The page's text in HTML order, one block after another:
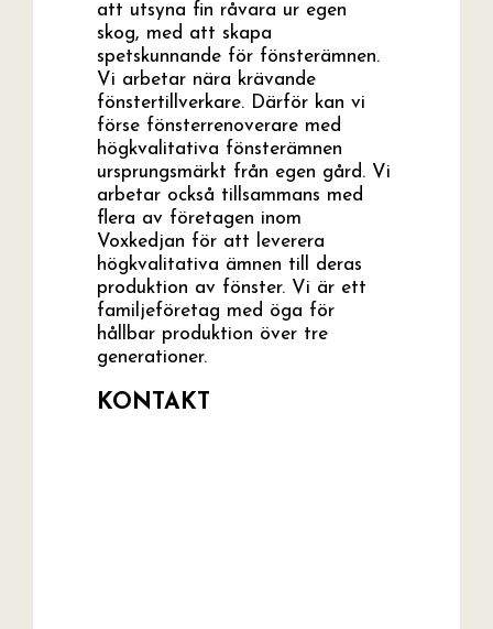
att utsyna fin råvara ur egen
skog, med att skapa
spetskunnande för fönsterämnen.
Vi arbetar nära krävande
fönstertillverkare. Därför kan vi
förse fönsterrenoverare med
högkvalitativa fönsterämnen
ursprungsmärkt från egen gård. Vi
arbetar också tillsammans med
flera av företagen inom
Voxkedjan för att leverera
högkvalitativa ämnen till deras
produktion av fönster. Vi är ett
familjeföretag med öga för
hållbar produktion över tre
generationer.
KONTAKT